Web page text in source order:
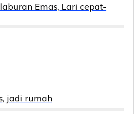
Emas, Lari cepat-
jadi rumah